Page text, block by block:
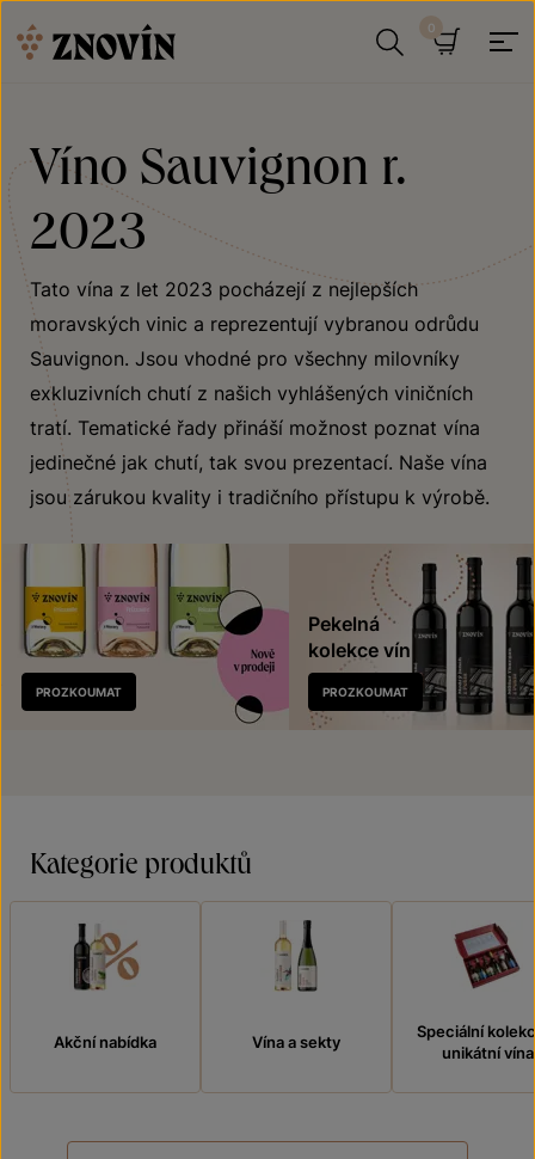
Víno Sauvignon r.
2023
Tato vína z let 2023 pocházejí z nejlepších
moravských vinic a reprezentují vybranou odrůdu
Sauvignon. Jsou vhodné pro všechny milovníky
exkluzivních chutí z našich vyhlášených viničních
tratí. Tematické řady přináší možnost poznat vína
jedinečné jak chutí, tak svou prezentací. Naše vína
jsou zárukou kvality i tradičního přístupu k výrobě.
Nově
v prodeji
PROZKOUMAT
Pekelná
kolekce vín
PROZKOUMAT
Kategorie produktů
Akční nabídka Vína a sekty
Speciální
unikátní vína